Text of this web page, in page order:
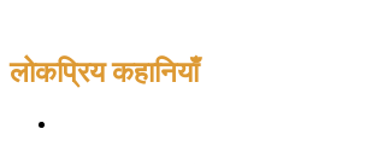
लोकप्रिय कहानियाँ